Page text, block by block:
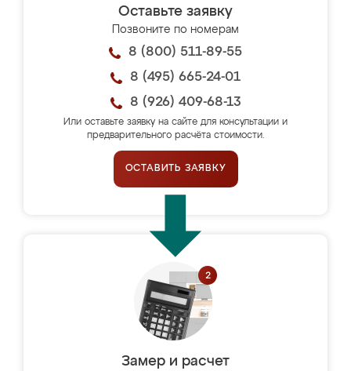
Оставьте заявку
Позвоните по номерам
8 (800) 511-89-55
8 (495) 665-24-01
8 (926) 409-68-13
Или оставьте заявку на сайте для консультации и
предварительного расчёта стоимости.
ОСТАВИТЬ ЗАЯВКУ
Замер и расчет